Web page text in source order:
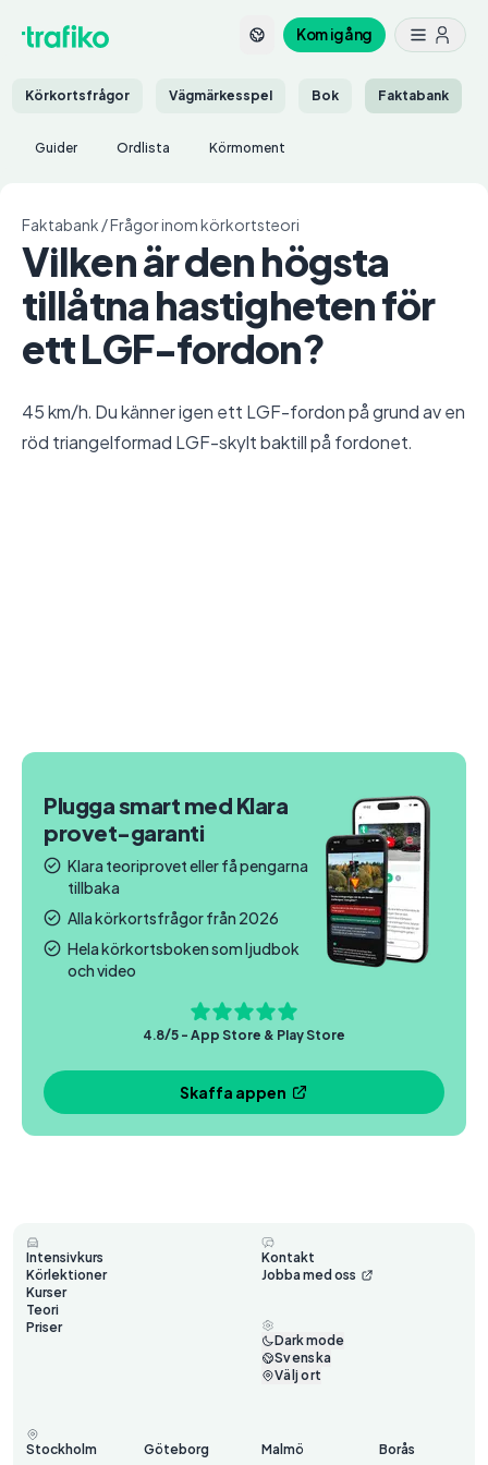
Kom igång
Körkortsfrågor Vägmärkesspel Bok Faktabank
Guider Ordlista Körmoment
Faktabank /Frågor inom körkortsteori
Vilken är den högsta
tillåtna hastigheten för
ett LGF-fordon?
45 km/h. Du känner igen ett LGF-fordon på grund av en
röd triangelformad LGF-skylt baktill på fordonet.
Plugga smart med Klara
provet-garanti
Klara teoriprovet eller få pengarna
tillbaka
Alla körkortsfrågor från 2026
Hela körkortsboken som ljudbok
och video
4.8/5 - App Store & Play Store
Skaffa appen
Intensivkurs
Körlektioner
Kurser
Teori
Priser
Kontakt
Jobba med oss
Dark mode
Svenska
Välj ort
Stockholm Göteborg Malmö
Borås